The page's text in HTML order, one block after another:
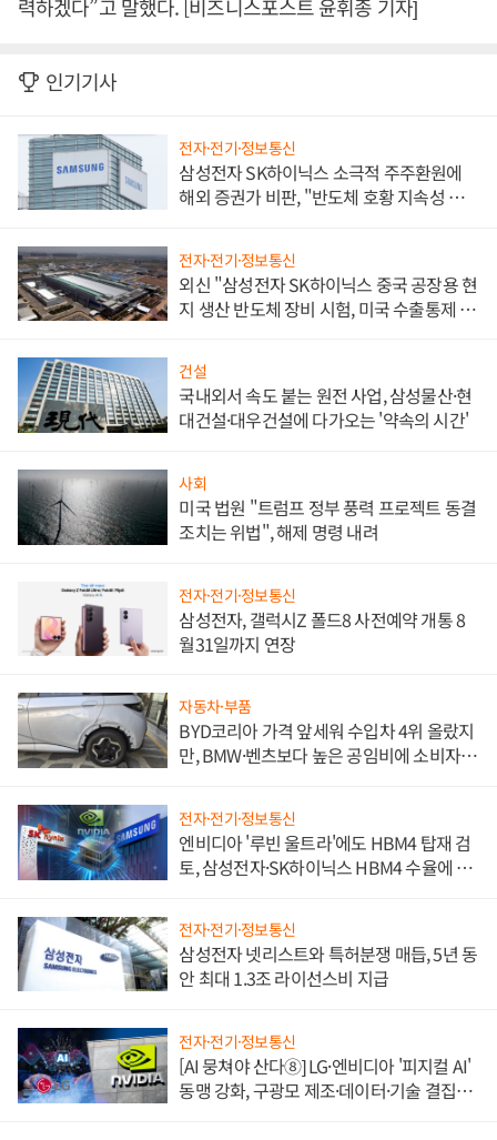
력하겠다”고 말했다. [비즈니스포스트 윤휘종 기자]
인기기사
전자·전기·정보통신
삼성전자 SK하이닉스 소극적 주주환원에
해외 증권가 비판, "반도체 호황 지속성 의
전자·전기·정보통신
외신 "삼성전자 SK하이닉스 중국 공장용 현
지 생산 반도체 장비 시험, 미국 수출통제 대
건설
국내외서 속도 붙는 원전 사업, 삼성물산·현
대건설·대우건설에 다가오는 '약속의 시간'
사회
미국 법원 "트럼프 정부 풍력 프로젝트 동결
조치는 위법", 해제 명령 내려
전자·전기·정보통신
삼성전자, 갤럭시Z 폴드8 사전예약 개통 8
월31일까지 연장
자동차·부품
BYD코리아 가격 앞세워 수입차 4위 올랐지
만, BMW·벤츠보다 높은 공임비에 소비자
전자·전기·정보통신
엔비디아 '루빈 울트라'에도 HBM4 탑재 검
토, 삼성전자·SK하이닉스 HBM4 수율에 주
전자·전기·정보통신
삼성전자 넷리스트와 특허분쟁 매듭, 5년 동
안 최대 1.3조 라이선스비 지급
전자·전기·정보통신
[AI 뭉쳐야 산다⑧] LG·엔비디아 '피지컬 AI'
동맹 강화, 구광모 제조·데이터·기술 결집